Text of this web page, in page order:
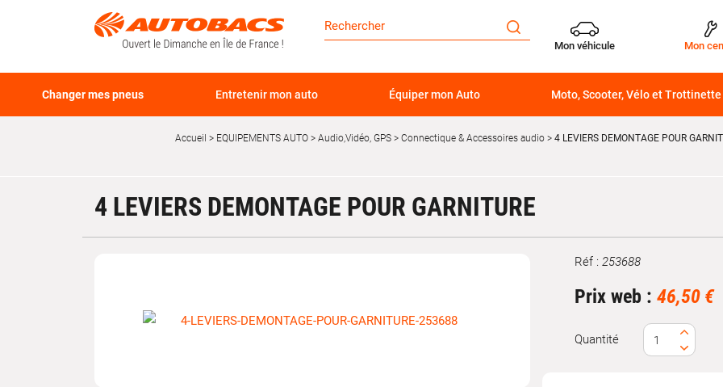
Mon véhicule Mon
Changer mes pneus Entretenir mon auto Équiper mon Auto Moto, Scooter, Vélo et Trottinette
Accueil EQUIPEMENTS AUTO Audio,Vidéo, GPS Connectique & Accessoires audio 4 LEVIERS DEMONTAGE POUR
4 LEVIERS DEMONTAGE POUR GARNITURE
Marque
Réf : 253688
Prix web : 46,50 €
Quantité